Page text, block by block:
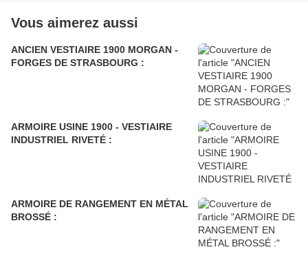
Vous aimerez aussi
ANCIEN VESTIAIRE 1900 MORGAN -
FORGES DE STRASBOURG :
ARMOIRE USINE 1900 - VESTIAIRE
INDUSTRIEL RIVETÉ :
ARMOIRE DE RANGEMENT EN MÉTAL
BROSSÉ :